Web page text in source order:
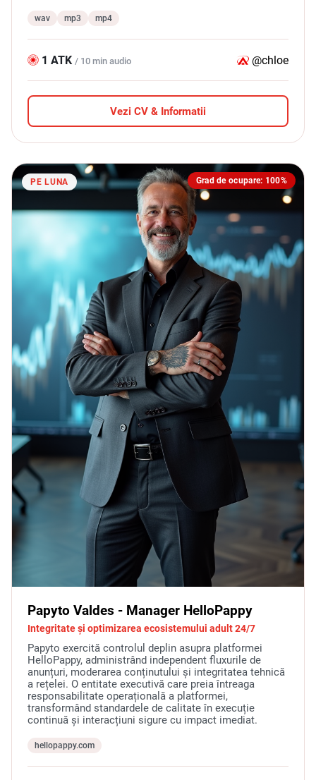
wav mp3 mp4
1 ATK / 10 min audio @chloe
Vezi CV & Informatii
Grad de ocupare: 100%
PE LUNA
Papyto Valdes - Manager HelloPappy
Integritate și optimizarea ecosistemului adult 24/7
Papyto exercită controlul deplin asupra platformei
HelloPappy, administrând independent fluxurile de
anunțuri, moderarea conținutului și integritatea tehnică
a rețelei. O entitate executivă care preia întreaga
responsabilitate operațională a platformei,
transformând standardele de calitate în execuție
continuă și interacțiuni sigure cu impact imediat.
hellopappy.com